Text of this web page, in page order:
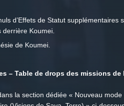
d’Effets de Statut supplémentaires
derrière Koumei.
de Koumei.
– Table de drops des missions de
la section dédiée « Nouveau